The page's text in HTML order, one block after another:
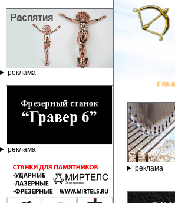
реклама
реклама
ГРАВИРОВАЛЬНЫЕ И
реклама